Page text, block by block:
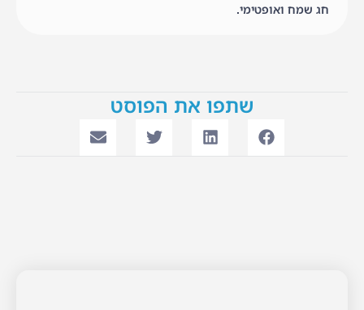
חג שמח ואופטימי.
שתפו את הפוסט